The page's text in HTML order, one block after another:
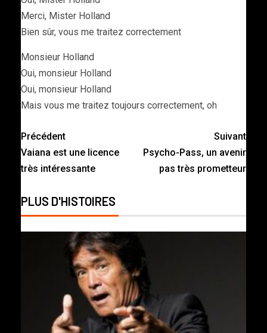
Merci, Mister Holland
Bien sûr, vous me traitez correctement
Monsieur Holland
Oui, monsieur Holland
Oui, monsieur Holland
Mais vous me traitez toujours correctement, oh
Précédent
Vaiana est une licence
très intéressante
Suivant
Psycho-Pass, un avenir
pas très prometteur
PLUS D'HISTOIRES